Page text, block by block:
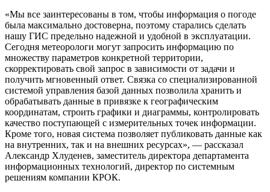
«Мы все заинтересованы в том, чтобы информация о погоде
была максимально достоверна, поэтому старались сделать
нашу ГИС предельно надежной и удобной в эксплуатации.
Сегодня метеорологи могут запросить информацию по
множеству параметров конкретной территории,
скорректировать свой запрос в зависимости от задачи и
получить мгновенный ответ. Связка со специализированной
системой управления базой данных позволила хранить и
обрабатывать данные в привязке к географическим
координатам, строить графики и диаграммы, контролировать
качество поступающей с измерительных точек информации.
Кроме того, новая система позволяет публиковать данные как
на внутренних, так и на внешних ресурсах», — рассказал
Александр Хлуденев, заместитель директора департамента
информационных технологий, директор по системным
решениям компании КРОК.